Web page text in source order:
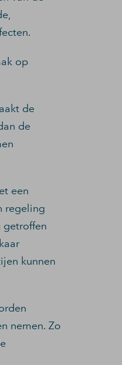
op
de
de
een
regeling
kunnen
nemen. Zo